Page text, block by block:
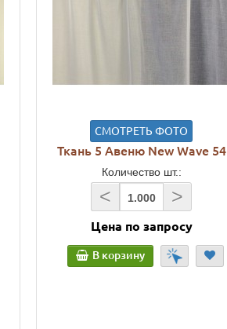
СМОТРЕТЬ ФОТО
Ткань 5 Авеню New Wave 54
Количество шт.:
< >
Цена по запросу
В корзину